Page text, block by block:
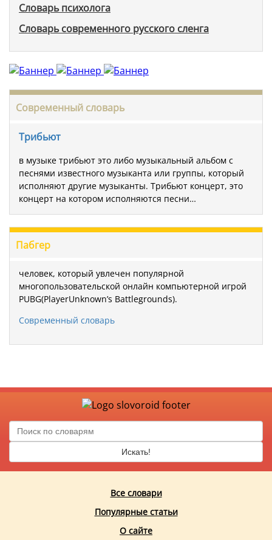
Словарь психолога
Словарь современного русского сленга
Современный словарь
Трибьют
в музыке трибьют это либо музыкальный альбом с
песнями известного музыканта или группы, который
исполняют другие музыканты. Трибьют концерт, это
концерт на котором исполняются песни…
Пабгер
человек, который увлечен популярной
многопользовательской онлайн компьютерной игрой
PUBG(PlayerUnknown’s Battlegrounds).
Современный словарь
Искать!
Все словари
Популярные статьи
О сайте